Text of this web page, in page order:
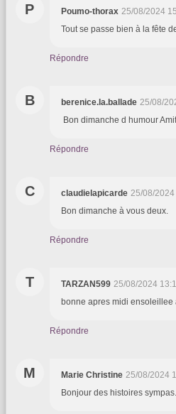
P Poumo-thorax 25/08/2024
Tout se passe bien à la fête
Répondre
B berenice.la.ballade 25/08/
Bon dimanche d humour
Répondre
C claudielapicarde 25/08/2024
Bon dimanche à vous deux.
Répondre
T TARZAN599 25/08/2024
bonne apres midi ensoleillee
Répondre
M Marie Christine 25/08/2024
Bonjour des histoires